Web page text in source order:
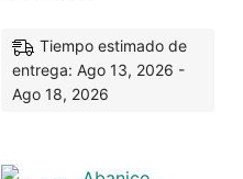
Tiempo estimado de
entrega: Ago 13, 2026 -
Ago 18, 2026